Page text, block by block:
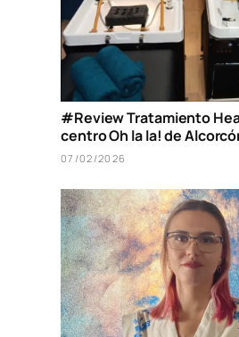
#Review Tratamiento
centro Oh la la! de
07/02/2026